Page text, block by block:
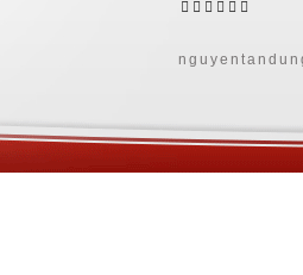
     